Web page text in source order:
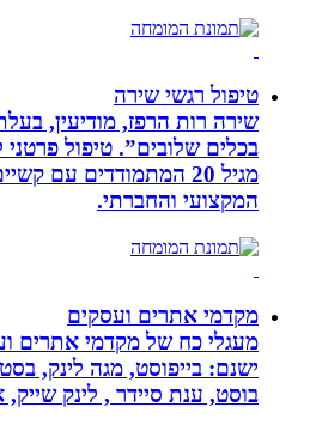
טיפול רגשי שירה
שירה רות הרפז, מודיעין, בעלת
בכלים שלובים”. טיפול פרטני
מגיל 20 המתמודדים עם קשיים
המקצועי והחברתי.
מקדמי אתרים ועסקים
מעגלי כח של מקדמי אתרים
ישנם: בייפוסט, מגה לינק, בסט
בוסט, ענת סיידר , לינק שייק,